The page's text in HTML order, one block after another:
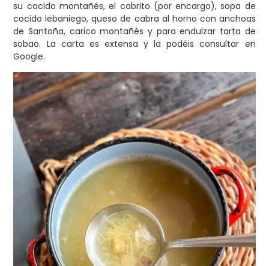
su cocido montañés, el cabrito (por encargo), sopa de
cocido lebaniego, queso de cabra al horno con anchoas
de Santoña, carico montañés y para endulzar tarta de
sobao. La carta es extensa y la podéis consultar en
Google.